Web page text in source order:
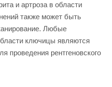
и артроза в области
также может быть
Любые
ключицы являются
проведения рентгеновского